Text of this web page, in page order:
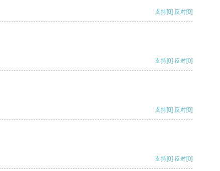
支持[0] 反对[0]
支持[0] 反对[0]
支持[0] 反对[0]
支持[0] 反对[0]